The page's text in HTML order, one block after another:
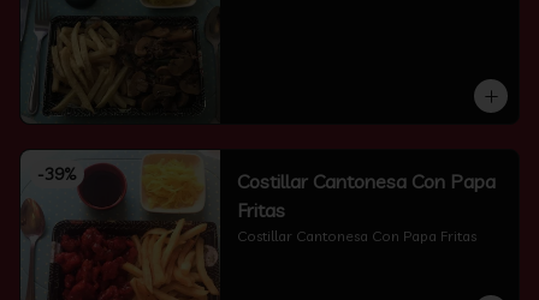
-39%
Costillar Cantonesa Con Papa
Fritas
Costillar Cantonesa Con Papa Fritas